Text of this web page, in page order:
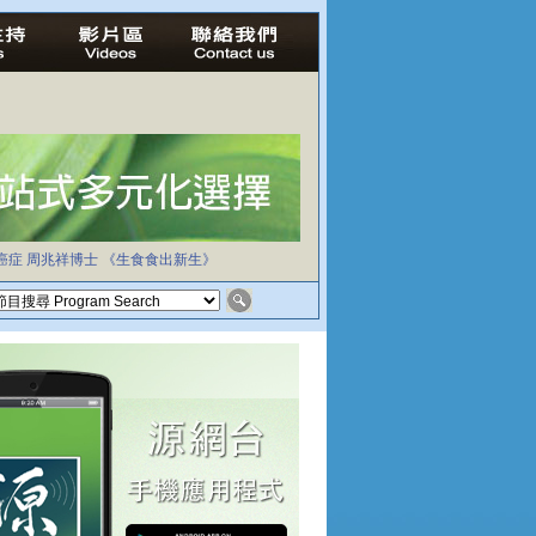
症 周兆祥博士 《生食食出新生》